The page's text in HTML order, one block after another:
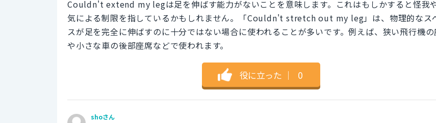
Couldn't extend my legは足を伸ばす能力がないことを意味します。これはもしかすると怪我
気による制限を指しているかもしれません。「Couldn't stretch out my leg」は、物理的なス
スが足を完全に伸ばすのに十分ではない場合に使われることが多いです。例えば、狭い飛行機
や小さな車の後部座席などで使われます。
役に立った ｜ 0
shoさん